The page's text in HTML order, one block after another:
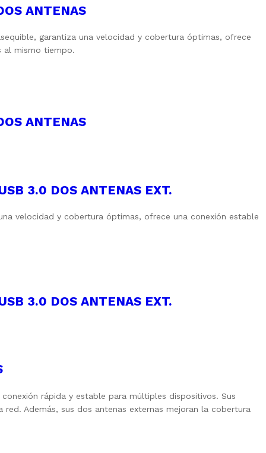
ANTENAS
garantiza una velocidad y cobertura óptimas, ofrece
al mismo tiempo.
ANTENAS
3.0 DOS ANTENAS EXT.
velocidad y cobertura óptimas, ofrece una conexión estable
3.0 DOS ANTENAS EXT.
rápida y estable para múltiples dispositivos. Sus
Además, sus dos antenas externas mejoran la cobertura